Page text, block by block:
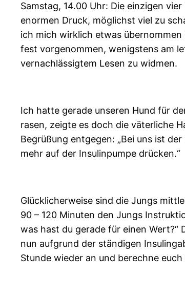
Samstag, 14.00 Uhr: Die einzigen
enormen Druck, möglichst viel zu
ich mich wirklich etwas
fest vorgenommen, wenigstens am
vernachlässigtem Lesen zu widmen.
Ich hatte gerade unseren Hund für
rasen, zeigte es doch die väterliche
Begrüßung entgegen: „Bei uns ist
mehr auf der Insulinpumpe drücken.“
Glücklicherweise sind die Jungs
90 – 120 Minuten den Jungs
was hast du gerade für einen Wert?“
nun aufgrund der ständigen
Stunde wieder an und berechne